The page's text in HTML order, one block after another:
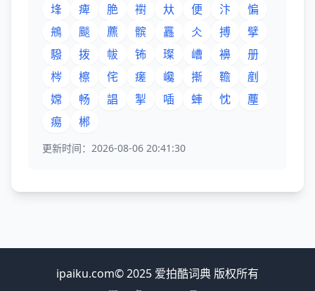
埄
痺 脃 襨 夶 便 汴
惼
鴘
颷 藨 髌 靐 仌 搏
擘
驋
拨 帗 钸 璨 嶆 襣
册
梣
檫 侘 瘥 巉 摲 韂
剷
嫦
畅 誯 掣 喢 蛼 忱
薼
痬
郴
更新时间：2026-08-06 20:41:30
ipaiku.com© 2025 爱拍酷词典 版权所有